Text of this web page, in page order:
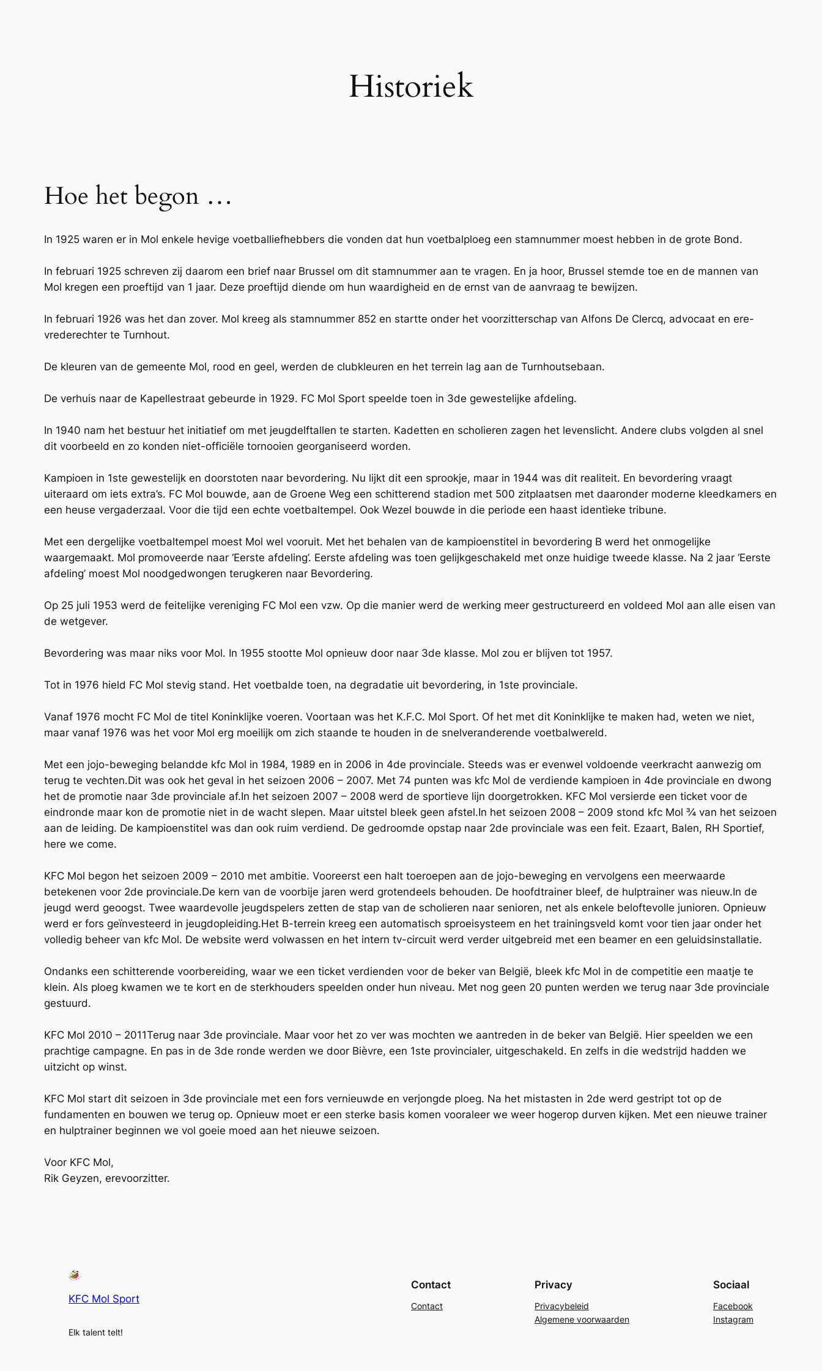
Historiek
Hoe het begon …
In 1925 waren er in Mol enkele hevige voetballiefhebbers die vonden dat hun voetbalploeg een stamnummer moest hebben in de grote Bond.
In februari 1925 schreven zij daarom een brief naar Brussel om dit stamnummer aan te vragen. En ja hoor, Brussel stemde toe en de mannen van
Mol kregen een proeftijd van 1 jaar. Deze proeftijd diende om hun waardigheid en de ernst van de aanvraag te bewijzen.
In februari 1926 was het dan zover. Mol kreeg als stamnummer 852 en startte onder het voorzitterschap van Alfons De Clercq, advocaat en ere-
vrederechter te Turnhout.
De kleuren van de gemeente Mol, rood en geel, werden de clubkleuren en het terrein lag aan de Turnhoutsebaan.
De verhuis naar de Kapellestraat gebeurde in 1929. FC Mol Sport speelde toen in 3de gewestelijke afdeling.
In 1940 nam het bestuur het initiatief om met jeugdelftallen te starten. Kadetten en scholieren zagen het levenslicht. Andere clubs volgden al snel
dit voorbeeld en zo konden niet-officiële tornooien georganiseerd worden.
Kampioen in 1ste gewestelijk en doorstoten naar bevordering. Nu lijkt dit een sprookje, maar in 1944 was dit realiteit. En bevordering vraagt
uiteraard om iets extra’s. FC Mol bouwde, aan de Groene Weg een schitterend stadion met 500 zitplaatsen met daaronder moderne kleedkamers en
een heuse vergaderzaal. Voor die tijd een echte voetbaltempel. Ook Wezel bouwde in die periode een haast identieke tribune.
Met een dergelijke voetbaltempel moest Mol wel vooruit. Met het behalen van de kampioenstitel in bevordering B werd het onmogelijke
waargemaakt. Mol promoveerde naar ‘Eerste afdeling’. Eerste afdeling was toen gelijkgeschakeld met onze huidige tweede klasse. Na 2 jaar ‘Eerste
afdeling’ moest Mol noodgedwongen terugkeren naar Bevordering.
Op 25 juli 1953 werd de feitelijke vereniging FC Mol een vzw. Op die manier werd de werking meer gestructureerd en voldeed Mol aan alle eisen van
de wetgever.
Bevordering was maar niks voor Mol. In 1955 stootte Mol opnieuw door naar 3de klasse. Mol zou er blijven tot 1957.
Tot in 1976 hield FC Mol stevig stand. Het voetbalde toen, na degradatie uit bevordering, in 1ste provinciale.
Vanaf 1976 mocht FC Mol de titel Koninklijke voeren. Voortaan was het K.F.C. Mol Sport. Of het met dit Koninklijke te maken had, weten we niet,
maar vanaf 1976 was het voor Mol erg moeilijk om zich staande te houden in de snelveranderende voetbalwereld.
Met een jojo-beweging belandde kfc Mol in 1984, 1989 en in 2006 in 4de provinciale. Steeds was er evenwel voldoende veerkracht aanwezig om
terug te vechten.Dit was ook het geval in het seizoen 2006 – 2007. Met 74 punten was kfc Mol de verdiende kampioen in 4de provinciale en dwong
het de promotie naar 3de provinciale af.In het seizoen 2007 – 2008 werd de sportieve lijn doorgetrokken. KFC Mol versierde een ticket voor de
eindronde maar kon de promotie niet in de wacht slepen. Maar uitstel bleek geen afstel.In het seizoen 2008 – 2009 stond kfc Mol ¾ van het seizoen
aan de leiding. De kampioenstitel was dan ook ruim verdiend. De gedroomde opstap naar 2de provinciale was een feit. Ezaart, Balen, RH Sportief,
here we come.
KFC Mol begon het seizoen 2009 – 2010 met ambitie. Vooreerst een halt toeroepen aan de jojo-beweging en vervolgens een meerwaarde
betekenen voor 2de provinciale.De kern van de voorbije jaren werd grotendeels behouden. De hoofdtrainer bleef, de hulptrainer was nieuw.In de
jeugd werd geoogst. Twee waardevolle jeugdspelers zetten de stap van de scholieren naar senioren, net als enkele beloftevolle junioren. Opnieuw
werd er fors geïnvesteerd in jeugdopleiding.Het B-terrein kreeg een automatisch sproeisysteem en het trainingsveld komt voor tien jaar onder het
volledig beheer van kfc Mol. De website werd volwassen en het intern tv-circuit werd verder uitgebreid met een beamer en een geluidsinstallatie.
Ondanks een schitterende voorbereiding, waar we een ticket verdienden voor de beker van België, bleek kfc Mol in de competitie een maatje te
klein. Als ploeg kwamen we te kort en de sterkhouders speelden onder hun niveau. Met nog geen 20 punten werden we terug naar 3de provinciale
gestuurd.
KFC Mol 2010 – 2011Terug naar 3de provinciale. Maar voor het zo ver was mochten we aantreden in de beker van België. Hier speelden we een
prachtige campagne. En pas in de 3de ronde werden we door Bièvre, een 1ste provincialer, uitgeschakeld. En zelfs in die wedstrijd hadden we
uitzicht op winst.
KFC Mol start dit seizoen in 3de provinciale met een fors vernieuwde en verjongde ploeg. Na het mistasten in 2de werd gestript tot op de
fundamenten en bouwen we terug op. Opnieuw moet er een sterke basis komen vooraleer we weer hogerop durven kijken. Met een nieuwe trainer
en hulptrainer beginnen we vol goeie moed aan het nieuwe seizoen.
Voor KFC Mol,
Rik Geyzen, erevoorzitter.
KFC Mol Sport
Elk talent telt!
Contact
Contact
Privacy
Privacybeleid
Algemene voorwaarden
Sociaal
Facebook
Instagram